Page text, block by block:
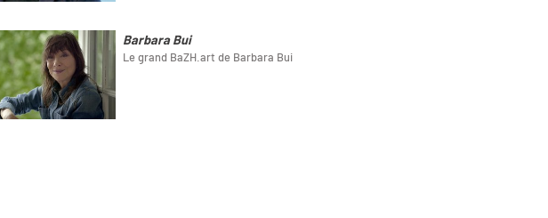
Barbara Bui
Le grand BaZH.art de Barbara Bui